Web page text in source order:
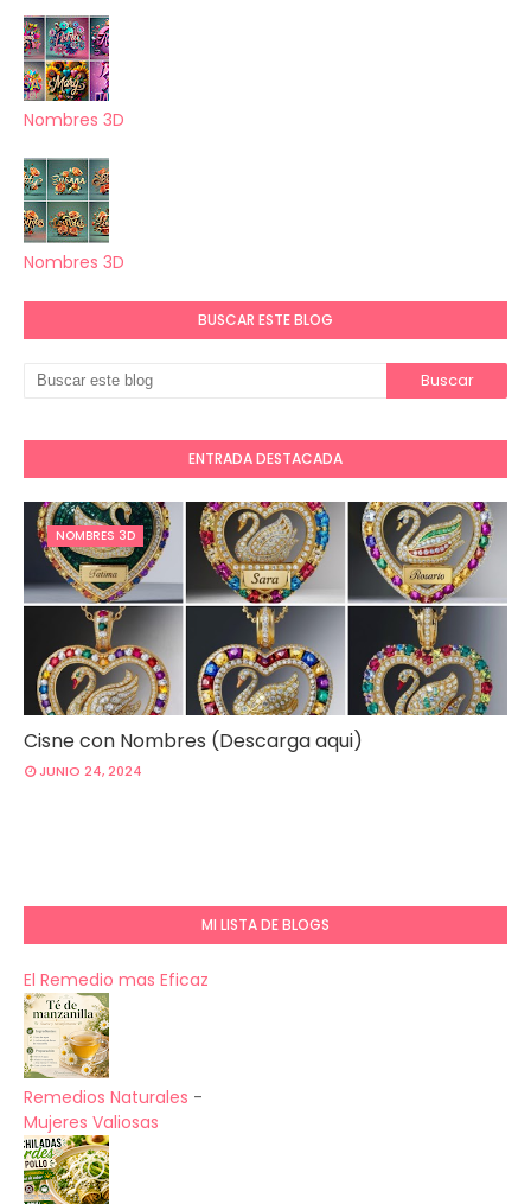
Nombres 3D
Nombres 3D
BUSCAR ESTE BLOG
ENTRADA DESTACADA
NOMBRES 3D
Cisne con Nombres (Descarga aqui)
JUNIO 24, 2024
MI LISTA DE BLOGS
El Remedio mas Eficaz
Remedios Naturales -
Mujeres Valiosas